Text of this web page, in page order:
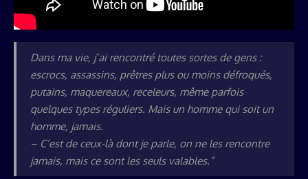
Dans ma vie, j’ai rencontré toutes sortes de gens :
escrocs, assassins, prêtres plus ou moins défroqués,
putains, maquereaux, receleurs, même parfois
quelques types réguliers. Mais un homme qui soit un
homme, jamais.
– C’est de ceux-là dont je parle, on ne les rencontre
jamais, mais ce sont les seuls valables.”